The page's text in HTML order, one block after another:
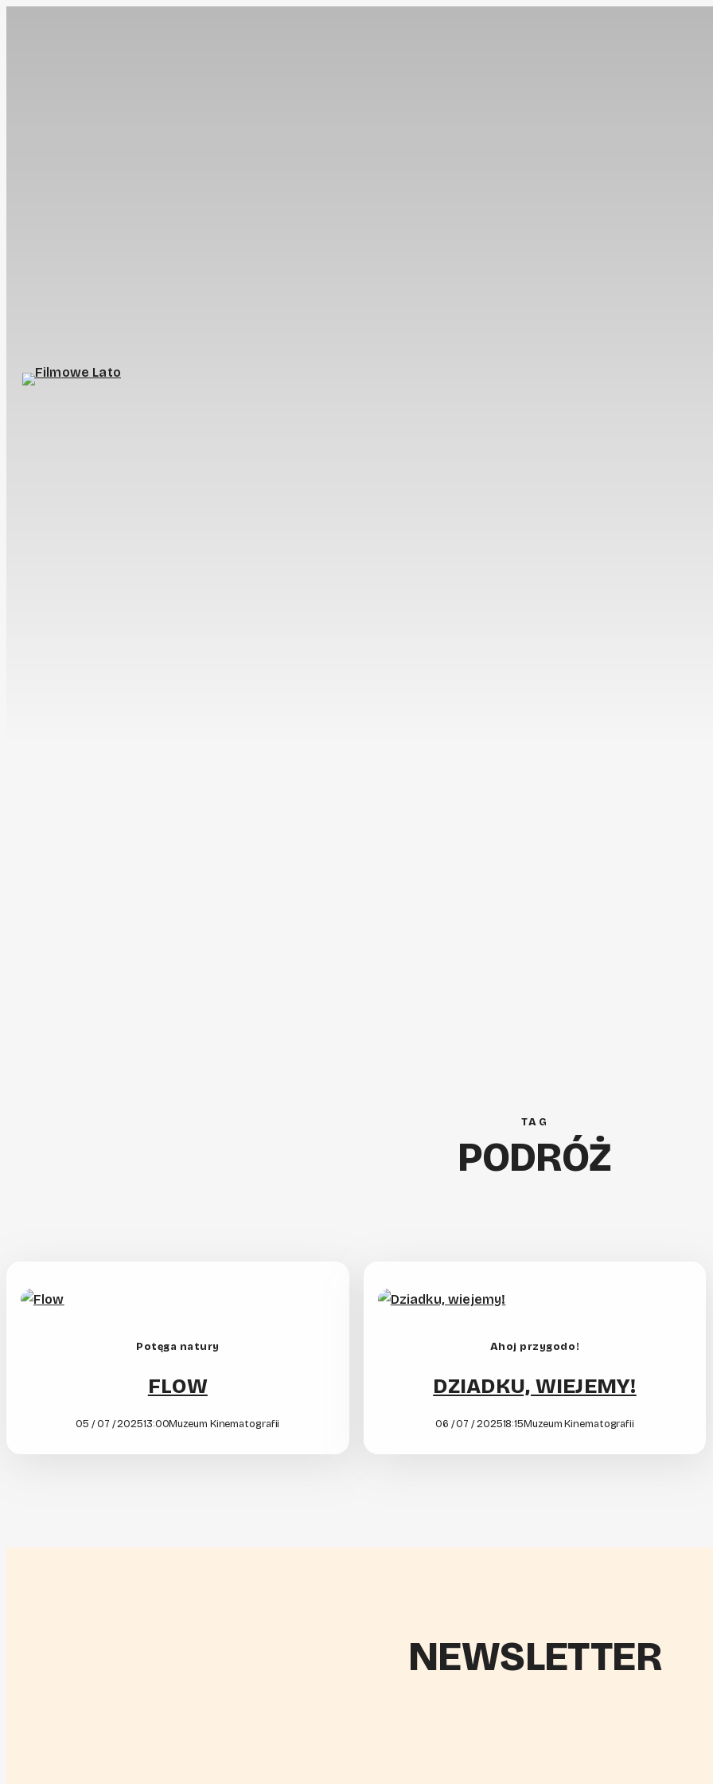
TAG
PODRÓŻ
Potęga natury
FLOW
05 / 07 / 202513:00Muzeum Kinematografii
Ahoj przygodo!
DZIADKU, WIEJEMY!
06 / 07 / 202518:15Muzeum Kinematografii
NEWSLETTER